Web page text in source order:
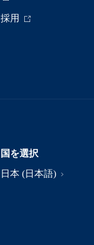
採用
国を選択
日本 (日本語)